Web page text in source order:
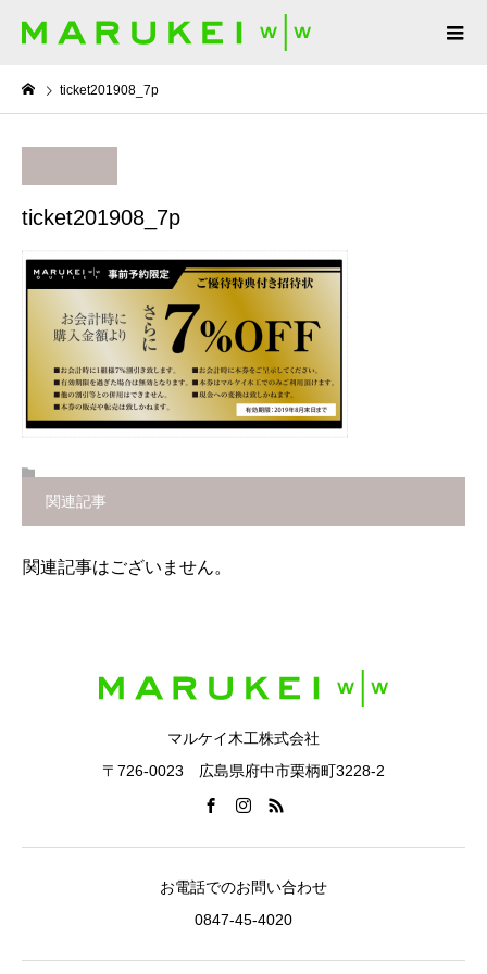
ticket201908_7p
ticket201908_7p
関連記事
関連記事はございません。
マルケイ木工株式会社
〒726-0023 広島県府中市栗柄町3228-2
お電話でのお問い合わせ
0847-45-4020